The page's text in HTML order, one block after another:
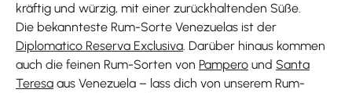
kräftig und würzig, mit einer zurückhaltenden Süße.
Die bekannteste Rum-Sorte Venezuelas ist der
Diplomatico Reserva Exclusiva. Darüber hinaus kommen
auch die feinen Rum-Sorten von Pampero und Santa
Teresa aus Venezuela – lass dich von unserem Rum-